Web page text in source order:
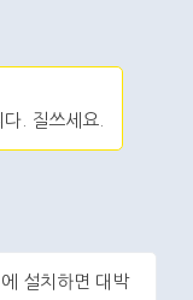
. 질쓰세요.
설치하면 대박